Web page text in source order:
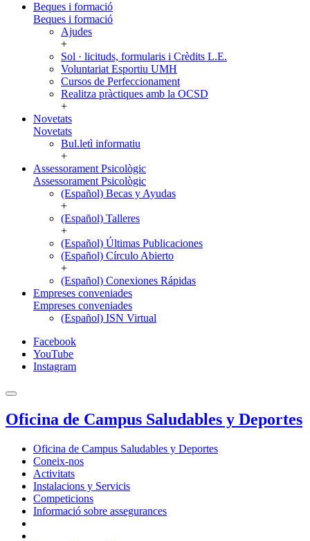
Beques i formació
Beques i formació
Ajudes
+
Sol · licituds, formularis i Crèdits L.E.
Voluntariat Esportiu UMH
Cursos de Perfeccionament
Realitza pràctiques amb la OCSD
+
Novetats
Novetats
Bul.letì informatiu
+
Assessorament Psicològic
Assessorament Psicològic
(Español) Becas y Ayudas
+
(Español) Talleres
+
(Español) Últimas Publicaciones
(Español) Círculo Abierto
+
(Español) Conexiones Rápidas
Empreses conveniades
Empreses conveniades
(Español) ISN Virtual
Facebook
YouTube
Instagram
Oficina de Campus Saludables y Deportes
Oficina de Campus Saludables y Deportes
Coneix-nos
Activitats
Instalacions y Servicis
Competicions
Informació sobre assegurances